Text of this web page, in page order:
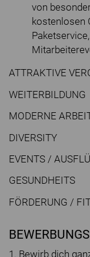
von
kostenlosen
ATTRAKTIVE
WEITERBILDUNG
MODERNE
DIVERSITY
EVENTS /
GESUNDHEITS
FÖRDERUNG /
1. Bewirb dich